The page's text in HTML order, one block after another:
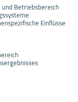
Betriebsbereich
Einflüsse